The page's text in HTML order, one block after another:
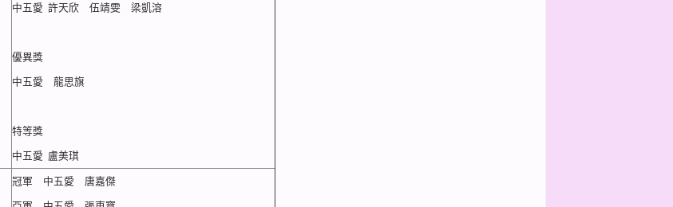
中五愛 許天欣 伍靖雯 梁凱溶
優異獎
中五愛 龍思旗
特等獎
中五愛 盧美琪
冠軍 中五愛 唐嘉傑